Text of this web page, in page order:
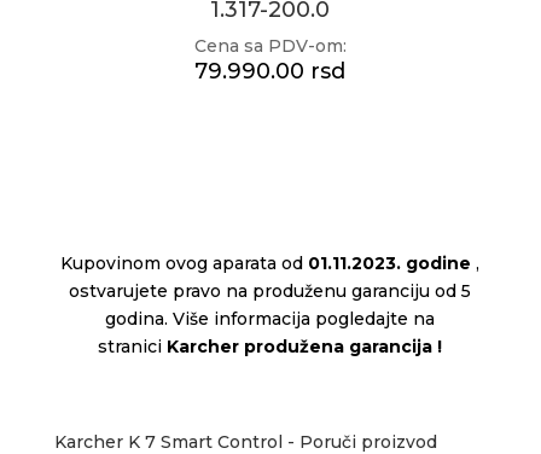
1.317-200.0
Cena sa PDV-om:
79.990.00 rsd
Kupovinom ovog aparata od 01.11.2023. godine ,
ostvarujete pravo na produženu garanciju od 5
godina. Više informacija pogledajte na
stranici Karcher produžena garancija !
Karcher K 7 Smart Control - Poruči proizvod